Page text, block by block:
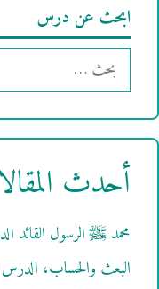
ابحث عن درس
البحث
عن:
أحدث
محمد ﷺ الرسول القائد
البعث والحساب، الدرس